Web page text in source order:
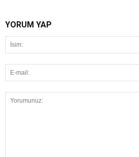
YORUM YAP